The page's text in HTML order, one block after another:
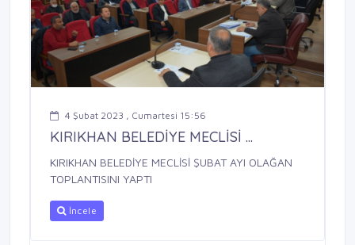
4 Şubat 2023 , Cumartesi 15:56
KIRIKHAN BELEDİYE MECLİSİ ...
KIRIKHAN BELEDİYE MECLİSİ ŞUBAT AYI OLAĞAN
TOPLANTISINI YAPTI
İncele